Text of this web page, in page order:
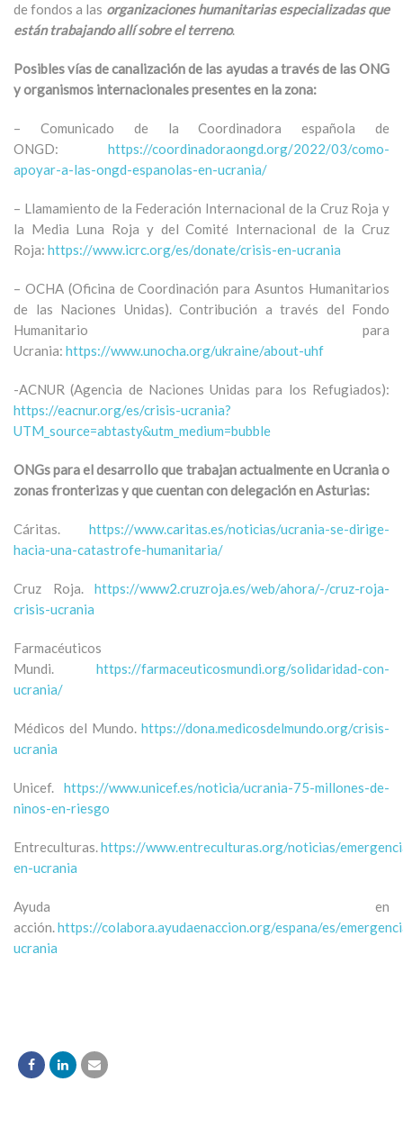
de fondos a las organizaciones humanitarias especializadas que
están trabajando allí sobre el terreno.
Posibles vías de canalización de las ayudas a través de las ONG
y organismos internacionales presentes en la zona:
– Comunicado de la Coordinadora española de
ONGD: https://coordinadoraongd.org/2022/03/como-
apoyar-a-las-ongd-espanolas-en-ucrania/
– Llamamiento de la Federación Internacional de la Cruz Roja y
la Media Luna Roja y del Comité Internacional de la Cruz
Roja: https://www.icrc.org/es/donate/crisis-en-ucrania
– OCHA (Oficina de Coordinación para Asuntos Humanitarios
de las Naciones Unidas). Contribución a través del Fondo
Humanitario para
Ucrania: https://www.unocha.org/ukraine/about-uhf
-ACNUR (Agencia de Naciones Unidas para los Refugiados):
https://eacnur.org/es/crisis-ucrania?
UTM_source=abtasty&utm_medium=bubble
ONGs para el desarrollo que trabajan actualmente en Ucrania o
zonas fronterizas y que cuentan con delegación en Asturias:
Cáritas. https://www.caritas.es/noticias/ucrania-se-dirige-
hacia-una-catastrofe-humanitaria/
Cruz Roja. https://www2.cruzroja.es/web/ahora/-/cruz-roja-
crisis-ucrania
Farmacéuticos
Mundi. https://farmaceuticosmundi.org/solidaridad-con-
ucrania/
Médicos del Mundo. https://dona.medicosdelmundo.org/crisis-
ucrania
Unicef. https://www.unicef.es/noticia/ucrania-75-millones-de-
ninos-en-riesgo
Entreculturas.https://www.entreculturas.org/noticias/
en-ucrania
Ayuda en
acción.https://colabora.ayudaenaccion.org/espana/es/
ucrania